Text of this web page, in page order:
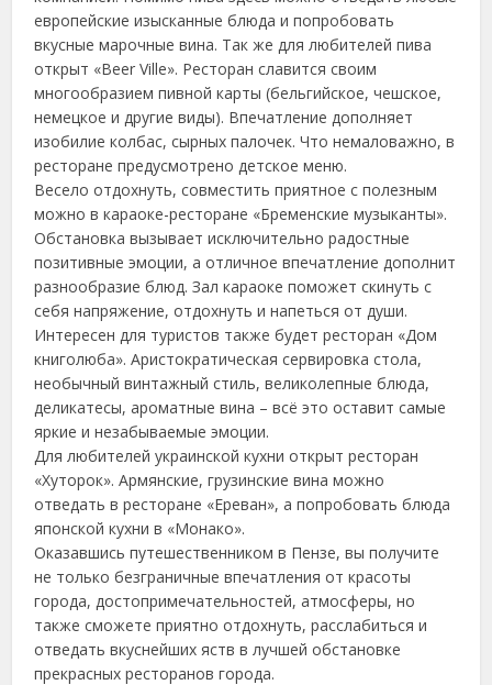
европейские изысканные блюда и попробовать
вкусные марочные вина. Так же для любителей пива
открыт «Beer Ville». Ресторан славится своим
многообразием пивной карты (бельгийское, чешское,
немецкое и другие виды). Впечатление дополняет
изобилие колбас, сырных палочек. Что немаловажно, в
ресторане предусмотрено детское меню.
Весело отдохнуть, совместить приятное с полезным
можно в караоке-ресторане «Бременские музыканты».
Обстановка вызывает исключительно радостные
позитивные эмоции, а отличное впечатление дополнит
разнообразие блюд. Зал караоке поможет скинуть с
себя напряжение, отдохнуть и напеться от души.
Интересен для туристов также будет ресторан «Дом
книголюба». Аристократическая сервировка стола,
необычный винтажный стиль, великолепные блюда,
деликатесы, ароматные вина – всё это оставит самые
яркие и незабываемые эмоции.
Для любителей украинской кухни открыт ресторан
«Хуторок». Армянские, грузинские вина можно
отведать в ресторане «Ереван», а попробовать блюда
японской кухни в «Монако».
Оказавшись путешественником в Пензе, вы получите
не только безграничные впечатления от красоты
города, достопримечательностей, атмосферы, но
также сможете приятно отдохнуть, расслабиться и
отведать вкуснейших яств в лучшей обстановке
прекрасных ресторанов города.